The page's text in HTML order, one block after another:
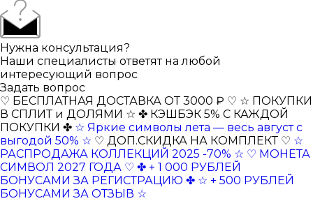
Нужна консультация?
Наши специалисты ответят на любой
интересующий вопрос
Задать вопрос
♡ БЕСПЛАТНАЯ ДОСТАВКА ОТ 3000 ₽ ♡ ☆ ПОКУПКИ
В СПЛИТ и ДОЛЯМИ ☆ ✤ КЭШБЭК 5% С КАЖДОЙ
ПОКУПКИ ✤ ☆ Яркие символы лета — весь август с
выгодой 50% ☆ ♡ ДОП.СКИДКА НА КОМПЛЕКТ ♡ ☆
РАСПРОДАЖА КОЛЛЕКЦИЙ 2025 -70% ☆ ♡ МОНЕТА
СИМВОЛ 2027 ГОДА ♡ ✤ + 1 000 РУБЛЕЙ
БОНУСАМИ ЗА РЕГИСТРАЦИЮ ✤ ☆ + 500 РУБЛЕЙ
БОНУСАМИ ЗА ОТЗЫВ ☆